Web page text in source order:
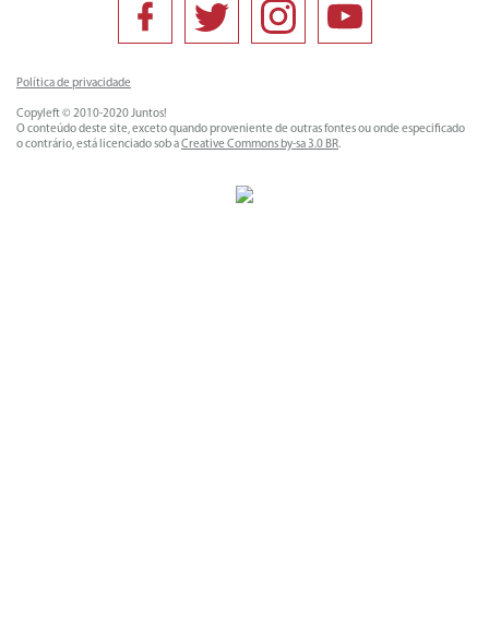
Política de privacidade
Copyleft © 2010-2020 Juntos!
O conteúdo deste site, exceto quando proveniente de outras fontes ou onde especificado
o contrário, está licenciado sob aCreative Commons by-sa 3.0 BR.